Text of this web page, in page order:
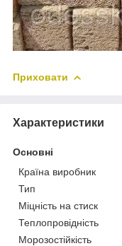
Приховати
Характеристики
Основні
Країна виробник
Тип
Міцність на стиск
Теплопровідність
Морозостійкість